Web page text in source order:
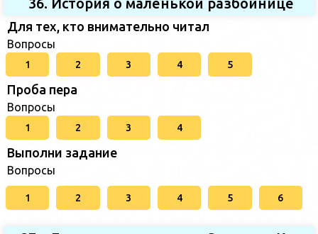
36. История о маленькой разбойнице
Для тех, кто внимательно читал
Вопросы
1 2 3 4 5
Проба пера
Вопросы
1 2 3 4
Выполни задание
Вопросы
1 2 3 4 5 6